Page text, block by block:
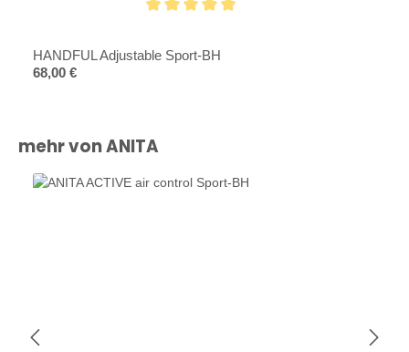
HANDFUL Adjustable Sport-BH
Regulärer Preis:
68,00 €
Produktgalerie überspringen
mehr von ANITA